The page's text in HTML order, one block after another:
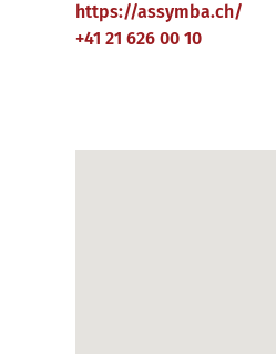
https://assymba.ch/
+41 21 626 00 10